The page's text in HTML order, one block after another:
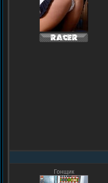
Гонщик